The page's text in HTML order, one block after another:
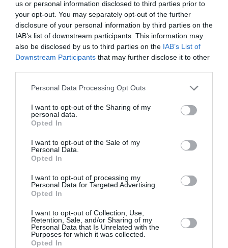
us or personal information disclosed to third parties prior to
your opt-out. You may separately opt-out of the further
disclosure of your personal information by third parties on the
IAB’s list of downstream participants. This information may
also be disclosed by us to third parties on the IAB’s List of
Downstream Participants that may further disclose it to other
Personal Data Processing Opt Outs
I want to opt-out of the Sharing of my
personal data.
Opted In
I want to opt-out of the Sale of my
Personal Data.
Opted In
I want to opt-out of processing my
Personal Data for Targeted Advertising.
Opted In
I want to opt-out of Collection, Use,
Retention, Sale, and/or Sharing of my
Personal Data that Is Unrelated with the
Purposes for which it was collected.
Opted In
ΜΟΥΣΙΚΗ / LIVE REVIEWS
«Στη χώρα των
Μικρούτσικο,
Πολυχρονίδη και
Θηβαίο
Ο Kenny Garrett
και οι
ευτυχισμένοι
άνθρωποι